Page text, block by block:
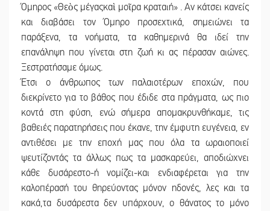
Όμηρος «Θεὸς μέγαςκαὶ μοῖρα κραταιή» . Αν κάτσει κανείς
και διαβάσει τον Όμηρο προσεχτικά, σημειώνει τα
παράξενα, τα νοήματα, τα καθημερινά θα ιδεί την
επανάληψη που γίνεται στη ζωή κι ας πέρασαν αιώνες.
Ξεστρατήσαμε όμως.
Έτσι ο άνθρωπος των παλαιοτέρων εποχών, που
διεκρίνετο για το βάθος που έδιδε στα πράγματα, ως πιο
κοντά στη φύση, ενώ σήμερα απομακρυνθήκαμε, τις
βαθειές παρατηρήσεις που έκανε, την έμφυτη ευγένεια, εν
αντιθέσει με την εποχή μας που όλα τα ωραιοποιεί
ψευτίζοντάς τα άλλως πως τα μασκαρεύει, αποδιώχνει
κάθε δυσάρεστο-ή νομίζει-και ενδιαφέρεται για την
καλοπέρασή του θηρεύοντας μόνον ηδονές, λες και τα
κακά,τα δυσάρεστα δεν υπάρχουν, ο θάνατος το μόνο